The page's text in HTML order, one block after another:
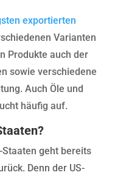
exportierten
Varianten
Produkte auch der
sowie verschiedene
Auch Öle und
häufig auf.
Staaten geht bereits
Denn der US-